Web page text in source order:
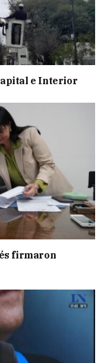
e Interior
firmaron